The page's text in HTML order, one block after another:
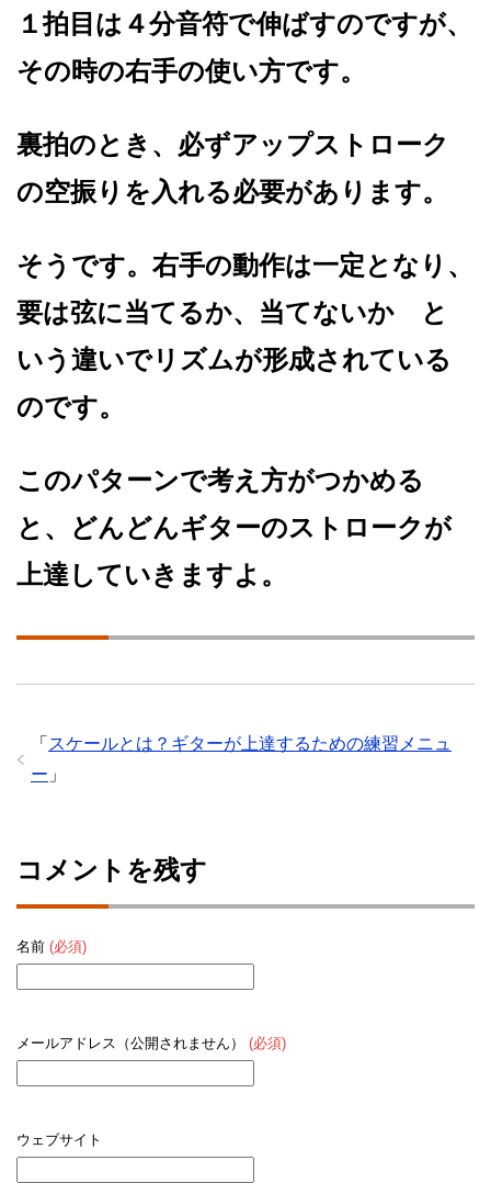
１拍目は４分音符で伸ばすのですが、
その時の右手の使い方です。
裏拍のとき、必ずアップストローク
の空振りを入れる必要があります。
そうです。右手の動作は一定となり、
要は弦に当てるか、当てないか と
いう違いでリズムが形成されている
のです。
このパターンで考え方がつかめる
と、どんどんギターのストロークが
上達していきますよ。
「 スケールとは？ギターが上達するための練習メニュ
ー 」
コメントを残す
名前 (必須)
メールアドレス（公開されません） (必須)
ウェブサイト